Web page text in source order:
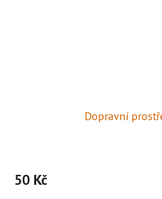
Dopravní
50 Kč